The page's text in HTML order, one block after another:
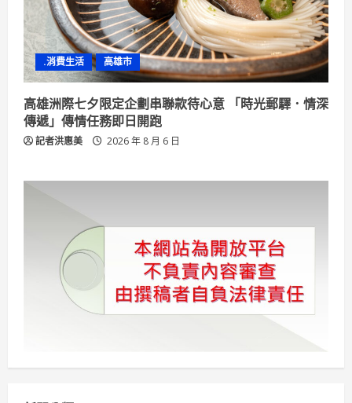
.消費生活 高雄市
高雄洲際七夕限定企劃串聯款待心意 「時光郵驛．情深
傳遞」傳情任務即日開跑
記者洪惠美 2026 年 8 月 6 日